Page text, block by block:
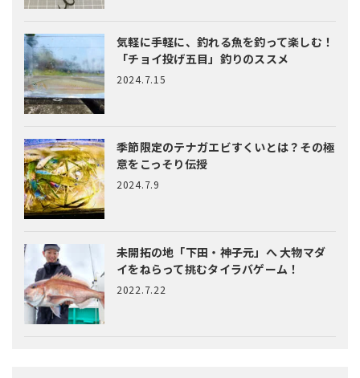
気軽に手軽に、釣れる魚を釣って楽しむ！
「チョイ投げ五目」釣りのススメ
2024.7.15
季節限定のテナガエビすくいとは？ その極
意をこっそり伝授
2024.7.9
未開拓の地「下田・神子元」へ大物マダ
イをねらって挑むタイラバゲーム！
2022.7.22